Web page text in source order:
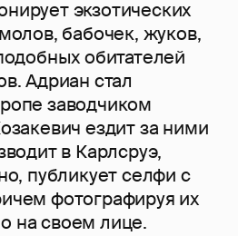
экзотических
бабочек, жуков,
обитателей
Адриан стал
заводчиком
ездит за ними
в Карлсруэ,
публикует селфи с
фотографируя их
на своем лице.